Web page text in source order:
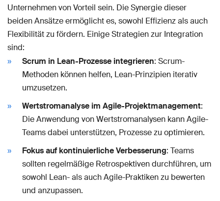
Unternehmen von Vorteil sein. Die Synergie dieser
beiden Ansätze ermöglicht es, sowohl Effizienz als auch
Flexibilität zu fördern. Einige Strategien zur Integration
sind:
Scrum in Lean-Prozesse integrieren: Scrum-
Methoden können helfen, Lean-Prinzipien iterativ
umzusetzen.
Wertstromanalyse im Agile-Projektmanagement:
Die Anwendung von Wertstromanalysen kann Agile-
Teams dabei unterstützen, Prozesse zu optimieren.
Fokus auf kontinuierliche Verbesserung: Teams
sollten regelmäßige Retrospektiven durchführen, um
sowohl Lean- als auch Agile-Praktiken zu bewerten
und anzupassen.